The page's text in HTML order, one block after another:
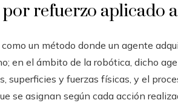
por refuerzo aplicado
un método donde un agente
en el ámbito de la robótica, dicho
superficies y fuerzas físicas, y el
se asignan según cada acción